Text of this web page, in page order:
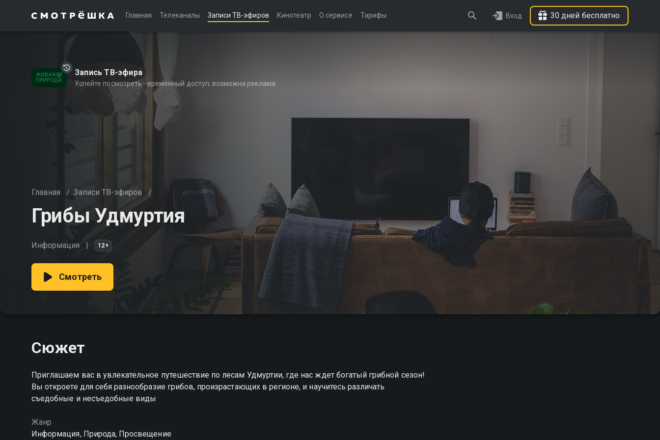
Главная Телеканалы Записи ТВ-эфиров Кинотеатр О сервисе Тарифы Вход 30 дней бесплатно
Запись ТВ-эфира
Успейте посмотреть - временный доступ, возможна реклама
Главная / Записи ТВ-эфиров /
Грибы Удмуртия
Информация 12+
Смотреть
Сюжет
Приглашаем вас в увлекательное путешествие по лесам Удмуртии, где нас ждет богатый грибной сезон!
Вы откроете для себя разнообразие грибов, произрастающих в регионе, и научитесь различать
съедобные и несъедобные виды
Жанр
Информация, Природа, Просвещение